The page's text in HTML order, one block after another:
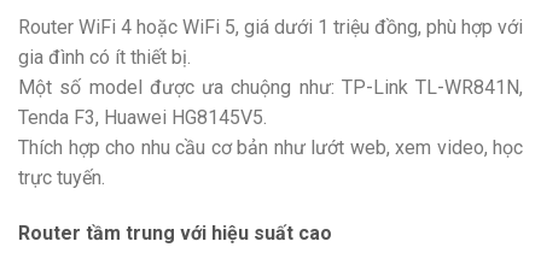
Router WiFi 4 hoặc WiFi 5, giá dưới 1 triệu đồng, phù hợp với
gia đình có ít thiết bị.
Một số model được ưa chuộng như: TP-Link TL-WR841N,
Tenda F3, Huawei HG8145V5.
Thích hợp cho nhu cầu cơ bản như lướt web, xem video, học
trực tuyến.
Router tầm trung với hiệu suất cao